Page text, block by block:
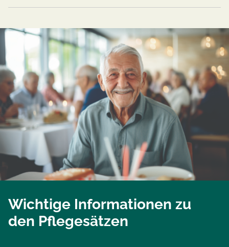
Wichtige Informationen zu
den Pflegesätzen